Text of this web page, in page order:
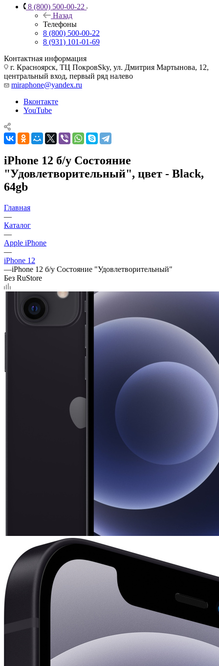
8 (800) 500-00-22
Назад
Телефоны
8 (800) 500-00-22
8 (931) 101-01-69
Контактная информация
г. Красноярск, ТЦ ПокровSky, ул. Дмитрия Мартынова, 12,
центральный вход, первый ряд налево
miraphone@yandex.ru
Вконтакте
YouTube
iPhone 12 б/у Состояние
"Удовлетворительный", цвет - Black,
64gb
Главная
—
Каталог
—
Apple iPhone
—
iPhone 12
—iPhone 12 б/у Состояние "Удовлетворительный"
Без RuStore